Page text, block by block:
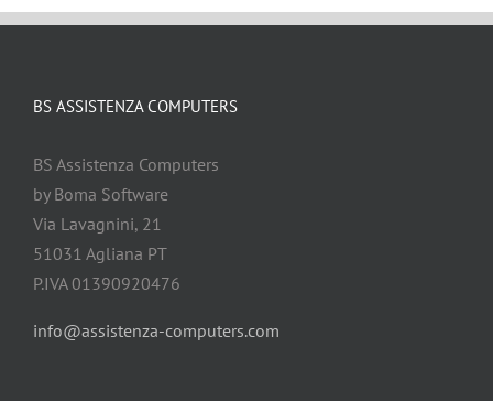
BS ASSISTENZA COMPUTERS
BS Assistenza Computers
by Boma Software
Via Lavagnini, 21
51031 Agliana PT
P.IVA 01390920476
info@assistenza-computers.com